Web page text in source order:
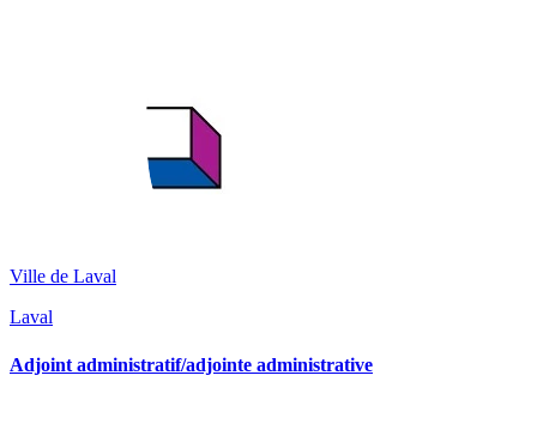
Ville de Laval
Laval
Adjoint administratif/adjointe administrative